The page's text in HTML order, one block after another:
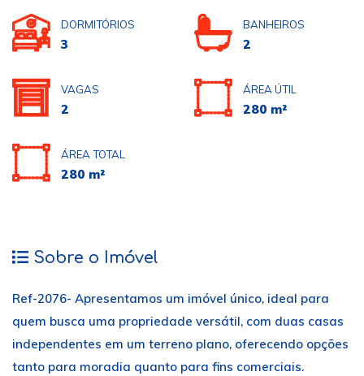
DORMITÓRIOS
3
BANHEIROS
2
VAGAS
2
ÁREA ÚTIL
280 m²
ÁREA TOTAL
280 m²
Sobre o Imóvel
Ref-2076- Apresentamos um imóvel único, ideal para
quem busca uma propriedade versátil, com duas casas
independentes em um terreno plano, oferecendo opções
tanto para moradia quanto para fins comerciais.